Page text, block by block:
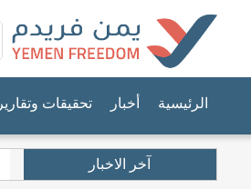
الرئيسية أخبار تحقيقات وتقارير
آخر الاخبار